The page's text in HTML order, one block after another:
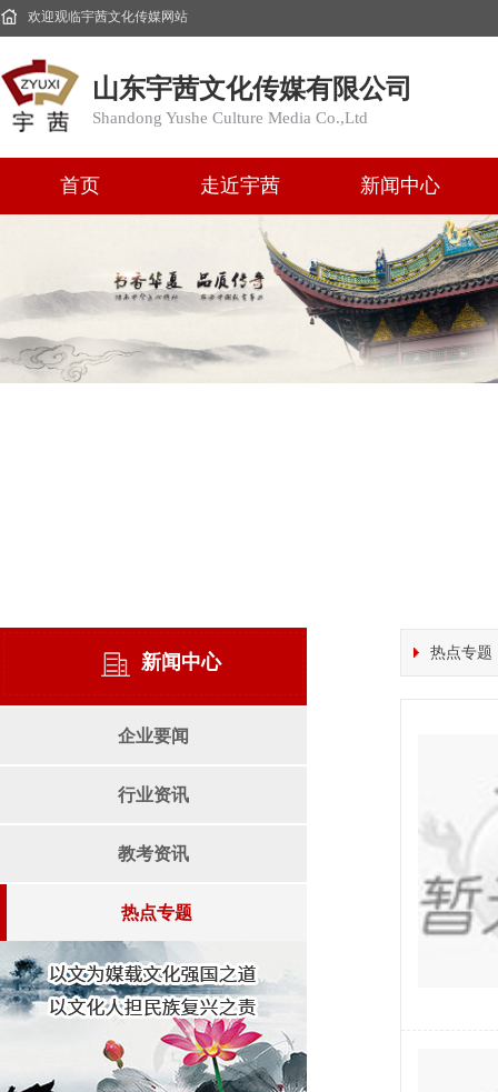
欢迎观临宇茜文化传媒网站
山东宇茜文化传媒有限公司
Shandong Yushe Culture Media Co.,Ltd
首页 走近宇茜 新闻中心
新闻中心
企业要闻
行业资讯
教考资讯
热点专题
热点专题